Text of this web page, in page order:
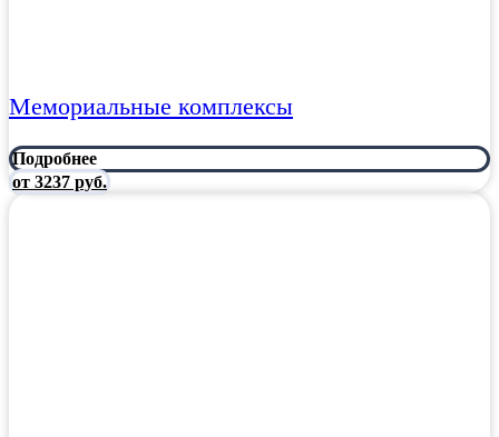
Мемориальные комплексы
Подробнее
от 3237 руб.